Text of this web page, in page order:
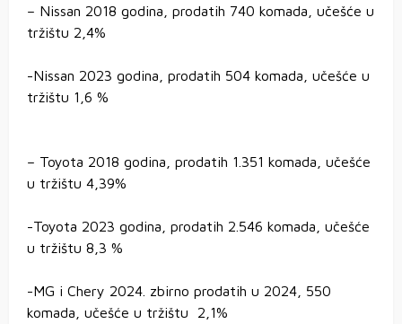
– Nissan 2018 godina, prodatih 740 komada, učešće u
tržištu 2,4%
-Nissan 2023 godina, prodatih 504 komada, učešće u
tržištu 1,6 %
– Toyota 2018 godina, prodatih 1.351 komada, učešće
u tržištu 4,39%
-Toyota 2023 godina, prodatih 2.546 komada, učešće
u tržištu 8,3 %
-MG i Chery 2024. zbirno prodatih u 2024, 550
komada, učešće u tržištu 2,1%